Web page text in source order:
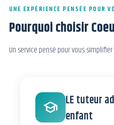
UNE EXPÉRIENCE PENSÉE POUR
Pourquoi choisir
Un service pensé pour vous
school LE tuteur
enfant